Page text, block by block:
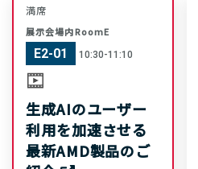
満席
展示会場内RoomE
E2-01 10:30-11:10
生成AIのユーザー
利用を加速させる
最新AMD製品のご